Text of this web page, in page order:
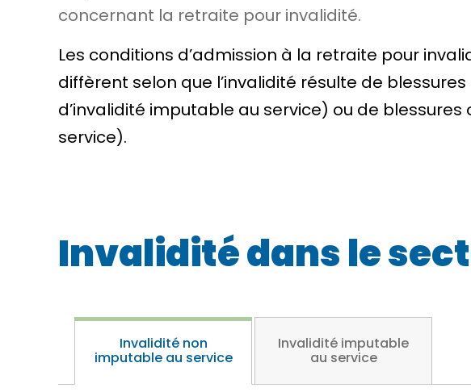
concernant la retraite pour invalidité.
Les conditions d’admission à la retraite pour
diffèrent selon que l’invalidité résulte de
d’invalidité imputable au service) ou de
service).
Invalidité dans le
Invalidité non
imputable au service
Invalidité imputable
au service